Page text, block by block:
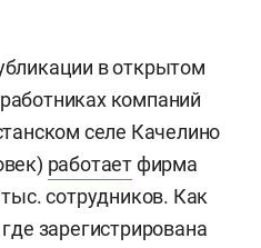
в открытом
компаний
селе Качелино
работает фирма
сотрудников. Как
зарегистрирована